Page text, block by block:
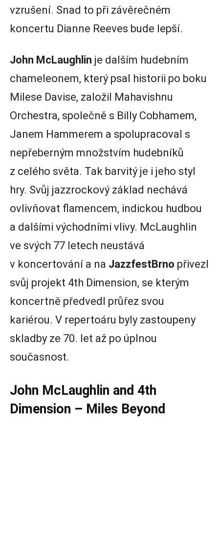
vzrušení. Snad to při závěrečném
koncertu Dianne Reeves bude lepší.
John McLaughlin je dalším hudebním
chameleonem, který psal historii po boku
Milese Davise, založil Mahavishnu
Orchestra, společně s Billy Cobhamem,
Janem Hammerem a spolupracoval s
nepřeberným množstvím hudebníků
z celého světa. Tak barvitý je i jeho styl
hry. Svůj jazzrockový základ nechává
ovlivňovat flamencem, indickou hudbou
a dalšími východními vlivy. McLaughlin
ve svých 77 letech neustává
v koncertování a na JazzfestBrno přivezl
svůj projekt 4th Dimension, se kterým
koncertně předvedl průřez svou
kariérou. V repertoáru byly zastoupeny
skladby ze 70. let až po úplnou
současnost.
John McLaughlin and 4th
Dimension – Miles Beyond